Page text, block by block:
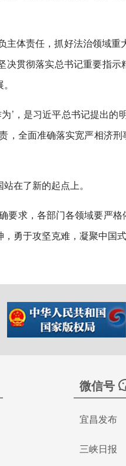
主体责任，抓好法治领域
贯彻落实总书记重要指示
’，是习近平总书记提出
，全面准确落实宽严相济
在了新的起点上。
要求，各部门各领域要严
勇于攻坚克难，凝聚中国
微信号
宜昌发布
三峡日报